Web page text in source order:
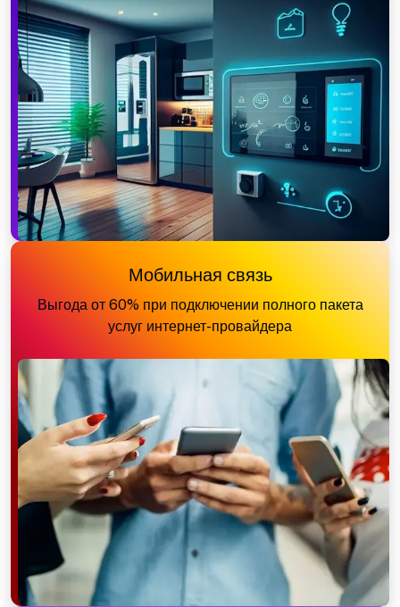
Мобильная связь
Выгода от 60% при подключении полного пакета
услуг интернет-провайдера